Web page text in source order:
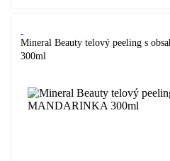
Mineral Beauty telový peeling s
300ml